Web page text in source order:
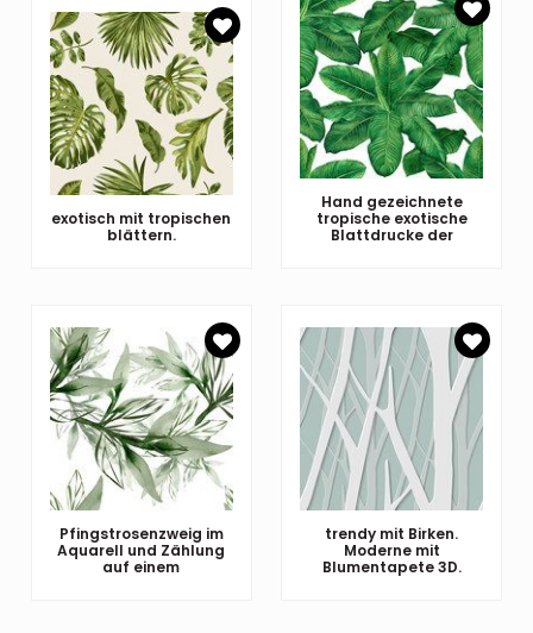
exotisch mit tropischen
blättern.
Hand gezeichnete
tropische exotische
Blattdrucke der
Pfingstrosenzweig im
Aquarell und Zählung
auf einem
trendy mit Birken.
Moderne mit
Blumentapete 3D.